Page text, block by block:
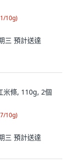
10g)
三 預計送達
米條, 110g, 2個
10g)
三 預計送達